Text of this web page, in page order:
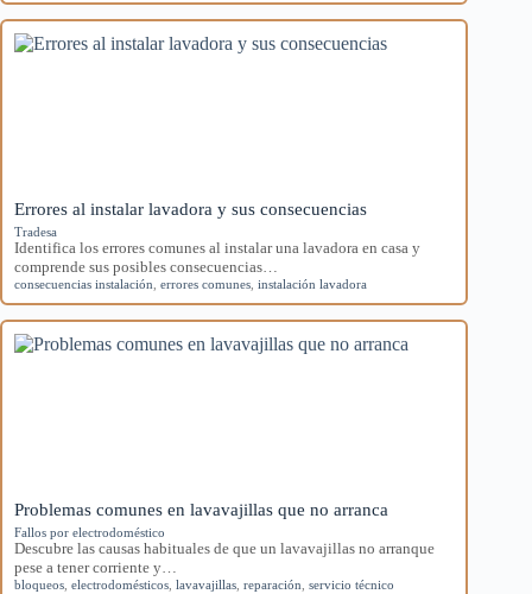
Errores al instalar lavadora y sus consecuencias
Tradesa
Identifica los errores comunes al instalar una lavadora en casa y
comprende sus posibles consecuencias…
consecuencias instalación errores comunes instalación lavadora
Problemas comunes en lavavajillas que no arranca
Fallos por electrodoméstico
Descubre las causas habituales de que un lavavajillas no arranque
pese a tener corriente y…
bloqueos electrodomésticos lavavajillas reparación servicio técnico